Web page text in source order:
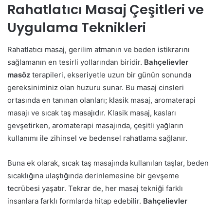
Rahatlatıcı Masaj Çeşitleri ve
Uygulama Teknikleri
Rahatlatıcı masaj, gerilim atmanın ve beden istikrarını
sağlamanın en tesirli yollarından biridir. Bahçelievler
masöz terapileri, ekseriyetle uzun bir günün sonunda
gereksiniminiz olan huzuru sunar. Bu masaj cinsleri
ortasında en tanınan olanları; klasik masaj, aromaterapi
masajı ve sıcak taş masajıdır. Klasik masaj, kasları
gevşetirken, aromaterapi masajında, çeşitli yağların
kullanımı ile zihinsel ve bedensel rahatlama sağlanır.
Buna ek olarak, sıcak taş masajında kullanılan taşlar, beden
sıcaklığına ulaştığında derinlemesine bir gevşeme
tecrübesi yaşatır. Tekrar de, her masaj tekniği farklı
insanlara farklı formlarda hitap edebilir. Bahçelievler